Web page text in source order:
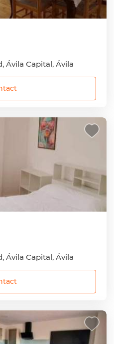
Ávila Capital, Ávila
Ávila Capital, Ávila